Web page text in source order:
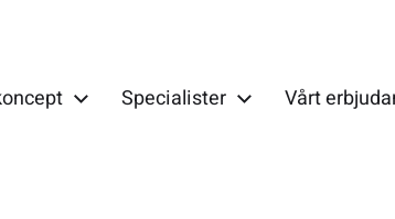
Specialister Vårt